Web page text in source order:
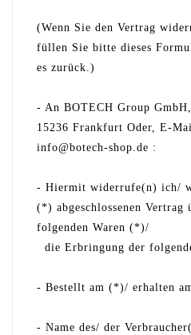
(Wenn Sie den Vertrag
füllen Sie bitte dieses
es zurück.)
- An BOTECH Group
15236 Frankfurt Oder, E-
info@botech-shop.de :
- Hiermit widerrufe(n) ich/
(*) abgeschlossenen Vertrag
folgenden Waren (*)/
die Erbringung der
- Bestellt am (*)/ erhalten
- Name des/ der